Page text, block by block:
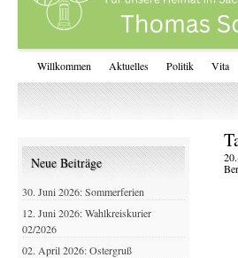
Willkommen Aktuelles Politik Vita
Neue Beiträge
30. Juni 2026: Sommerferien
12. Juni 2026: Wahlkreiskurier
02/2026
02. April 2026: Ostergruß